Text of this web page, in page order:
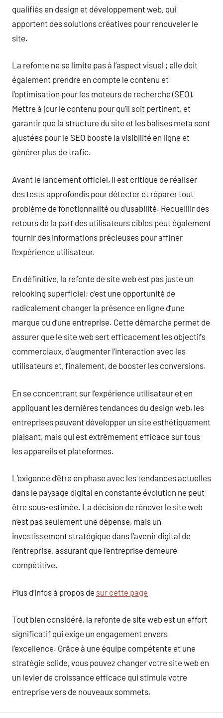
qualifiés en design et développement web, qui
apportent des solutions créatives pour renouveler le
site.
La refonte ne se limite pas à l’aspect visuel ; elle doit
également prendre en compte le contenu et
l’optimisation pour les moteurs de recherche (SEO).
Mettre à jour le contenu pour qu’il soit pertinent, et
garantir que la structure du site et les balises meta sont
ajustées pour le SEO booste la visibilité en ligne et
générer plus de trafic.
Avant le lancement officiel, il est critique de réaliser
des tests approfondis pour détecter et réparer tout
problème de fonctionnalité ou d’usabilité. Recueillir des
retours de la part des utilisateurs cibles peut également
fournir des informations précieuses pour affiner
l’expérience utilisateur.
En définitive, la refonte de site web est pas juste un
relooking superficiel; c’est une opportunité de
radicalement changer la présence en ligne d’une
marque ou d’une entreprise. Cette démarche permet de
assurer que le site web sert efficacement les objectifs
commerciaux, d’augmenter l’interaction avec les
utilisateurs et, finalement, de booster les conversions.
En se concentrant sur l’expérience utilisateur et en
appliquant les dernières tendances du design web, les
entreprises peuvent développer un site esthétiquement
plaisant, mais qui est extrêmement efficace sur tous
les appareils et plateformes.
L’exigence d’être en phase avec les tendances actuelles
dans le paysage digital en constante évolution ne peut
être sous-estimée. La décision de rénover le site web
n’est pas seulement une dépense, mais un
investissement stratégique dans l’avenir digital de
l’entreprise, assurant que l’entreprise demeure
compétitive.
Plus d’infos à propos de sur cette page
Tout bien considéré, la refonte de site web est un effort
significatif qui exige un engagement envers
l’excellence. Grâce à une équipe compétente et une
stratégie solide, vous pouvez changer votre site web en
un levier de croissance efficace qui stimule votre
entreprise vers de nouveaux sommets.